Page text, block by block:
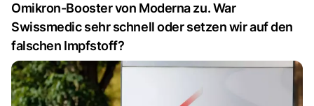
Omikron-Booster von Moderna zu. War
Swissmedic sehr schnell oder setzen wir auf den
falschen Impfstoff?